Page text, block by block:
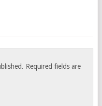
Required fields are